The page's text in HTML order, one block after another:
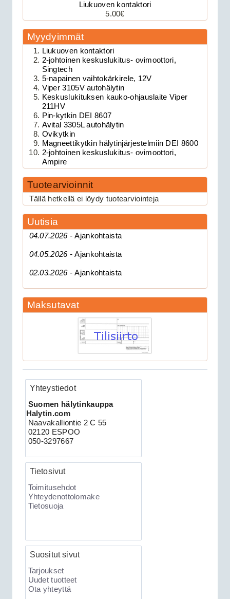
179.00€
Clifford 330X1 autohälytin +
ultraääniliikeilmaisin DEI 509U
Clifford 330X1 C...
ultraääniliikeilmaisin DEI 509U
279.00€
CAN 3903V autohä...
Clifford 330X2 autohälytin +
ultraääniliikeilmaisin DEI 509U
XKLoader2 ohjelmointikaapeli CAN
Liukuoven kontaktori
5.00€
Myydyimmät
Liukuoven kontaktori
2-johtoinen keskuslukitus- ovimoottori,
Singtech
5-napainen vaihtokärkirele, 12V
Viper 3105V autohälytin
Keskuslukituksen kauko-ohjauslaite Viper
211HV
Pin-kytkin DEI 8607
Avital 3305L autohälytin
Ovikytkin
Magneettikytkin hälytinjärjestelmiin DEI 8600
2-johtoinen keskuslukitus- ovimoottori,
Ampire
Tuotearvioinnit
Tällä hetkellä ei löydy tuotearviointeja
Uutisia
04.07.2026 -Ajankohtaista
04.05.2026 -Ajankohtaista
02.03.2026 -Ajankohtaista
Maksutavat
Yhteystiedot
Suomen hälytinkauppa
Halytin.com
Naavakalliontie 2 C 55
02120 ESPOO
050-3297667
Tietosivut
Toimitusehdot
Yhteydenottolomake
Tietosuoja
Suositut sivut
Tarjoukset
Uudet tuotteet
Ota yhteyttä